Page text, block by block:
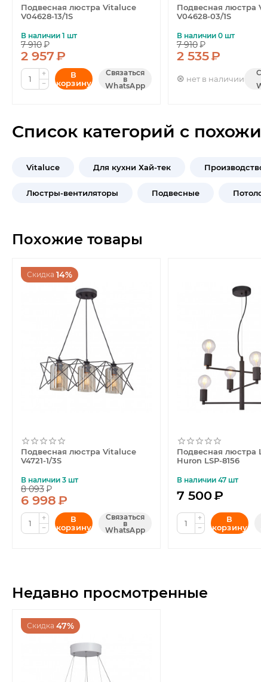
Подвесная люстра Vitaluce
V04628-13/1S
В наличии 1 шт
7 910₽
2 957₽
+
−
В
корзину
Связаться
в
WhatsApp
Подвесная люстра
V04628-03/1S
В наличии 0 шт
7 910₽
2 535₽
нет в наличии
Список категорий с
Vitaluce Для кухни Хай-тек
Люстры-вентиляторы Подвесные
Похожие товары
Скидка 14%
Подвесная люстра Vitaluce
V4721-1/3S
В наличии 3 шт
8 093₽
6 998₽
+
−
В
корзину
Связаться
в
WhatsApp
Подвесная люстра
Huron LSP-8156
В наличии 47 шт
7 500₽
+
−
В
корзину
Недавно просмотренные
Скидка 47%